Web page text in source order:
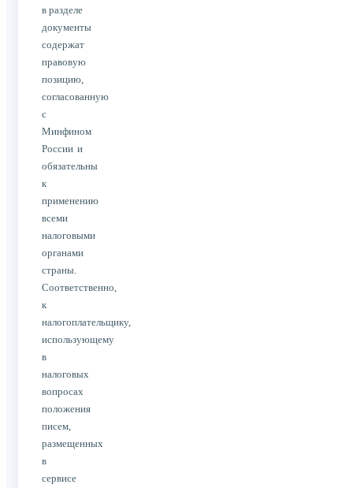
в разделе
документы
содержат
правовую
позицию,
согласованную
с
Минфином
России и
обязательны
к
применению
всеми
налоговыми
органами
страны.
Соответственно,
к
налогоплательщику,
использующему
в
налоговых
вопросах
положения
писем,
размещенных
в
сервисе